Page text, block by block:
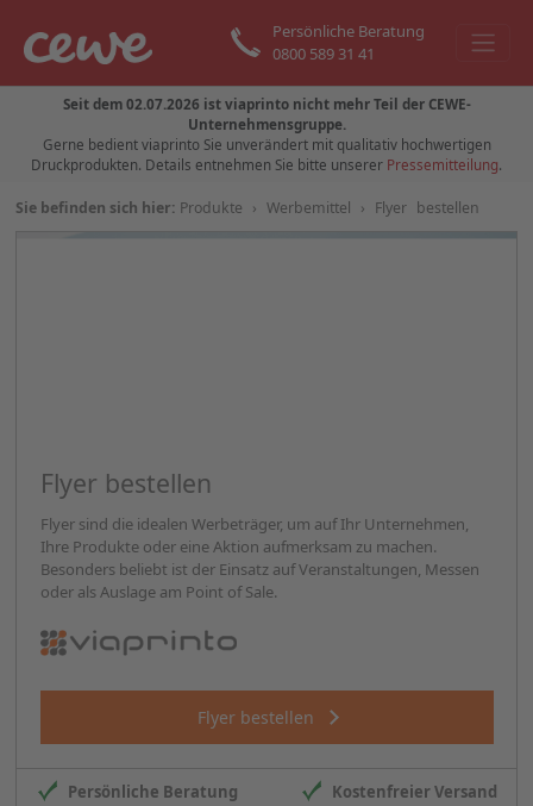
Persönliche Beratung
0800 589 31 41
Seit dem 02.07.2026 ist viaprinto nicht mehr Teil der CEWE-
Unternehmensgruppe.
Gerne bedient viaprinto Sie unverändert mit qualitativ hochwertigen
Druckprodukten. Details entnehmen Sie bitte unserer Pressemitteilung.
Sie befinden sich hier: Produkte › Werbemittel › Flyer bestellen
Flyer bestellen
Flyer sind die idealen Werbeträger, um auf Ihr Unternehmen,
Ihre Produkte oder eine Aktion aufmerksam zu machen.
Besonders beliebt ist der Einsatz auf Veranstaltungen, Messen
oder als Auslage am Point of Sale.
Flyer bestellen
Persönliche Beratung Kostenfreier Versand